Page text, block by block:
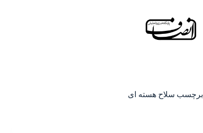
برچسب سلاح هسته ای